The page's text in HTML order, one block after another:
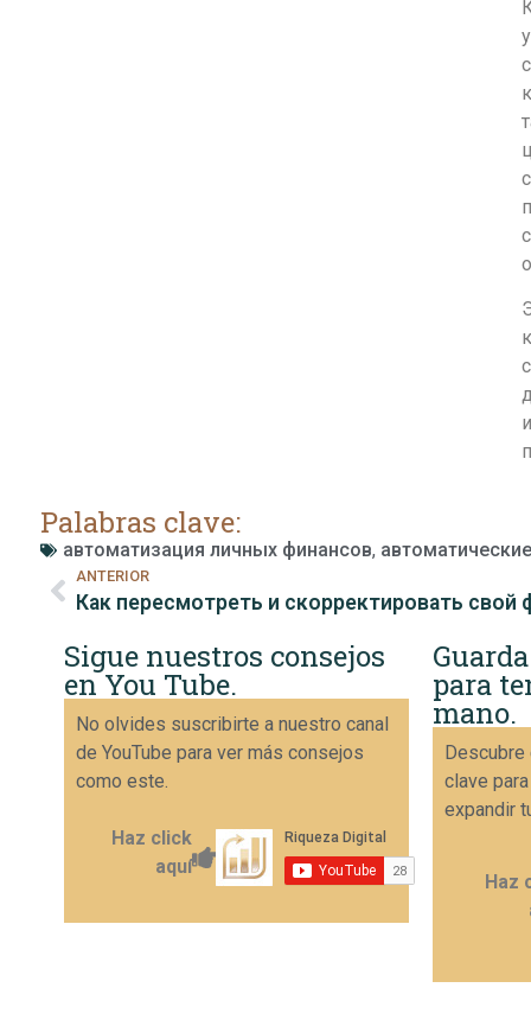
Palabras clave:
автоматизация личных финансов,
ANTERIOR
Sigue nuestros consejos
en You Tube.
No olvides suscribirte a nuestro canal
de YouTube para ver más consejos
como este.
Haz click
aquí
para
mano.
clave
expandir
Haz